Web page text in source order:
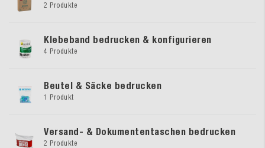
2 Produkte
Klebeband bedrucken & konfigurieren
4 Produkte
Beutel & Säcke bedrucken
1 Produkt
Versand- & Dokumententaschen bedrucken
2 Produkte